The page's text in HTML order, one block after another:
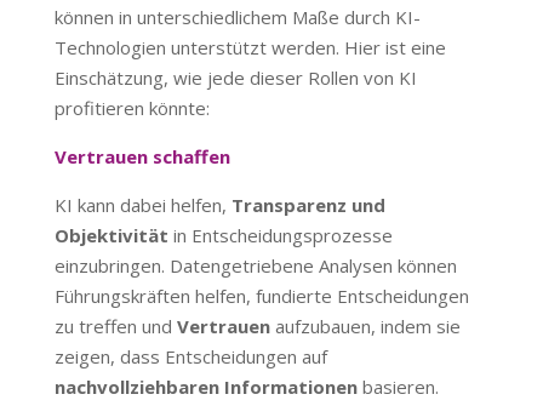
können in unterschiedlichem Maße durch KI-
Technologien unterstützt werden. Hier ist eine
Einschätzung, wie jede dieser Rollen von KI
profitieren könnte:
Vertrauen schaffen
KI kann dabei helfen, Transparenz und
Objektivität in Entscheidungsprozesse
einzubringen. Datengetriebene Analysen können
Führungskräften helfen, fundierte Entscheidungen
zu treffen und Vertrauenaufzubauen, indem sie
zeigen, dass Entscheidungen auf
nachvollziehbaren Informationenbasieren.